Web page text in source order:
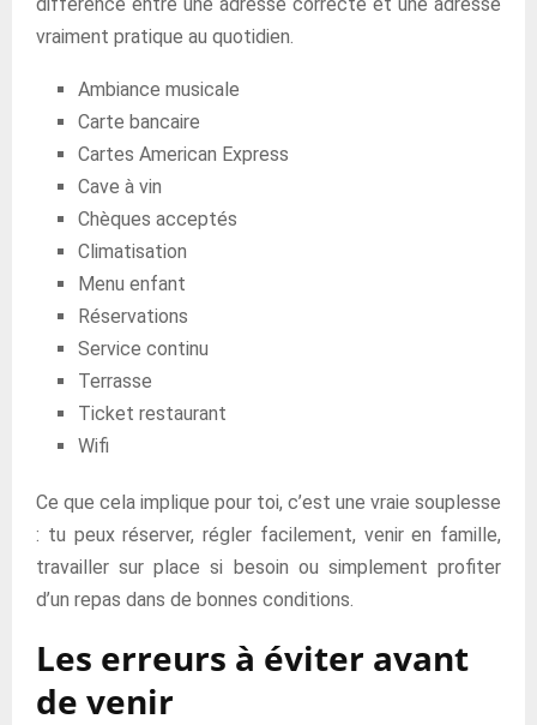
vraiment pratique au quotidien.
Ambiance musicale
Carte bancaire
Cartes American Express
Cave à vin
Chèques acceptés
Climatisation
Menu enfant
Réservations
Service continu
Terrasse
Ticket restaurant
Wifi
Ce que cela implique pour toi, c’est une vraie souplesse
: tu peux réserver, régler facilement, venir en famille,
travailler sur place si besoin ou simplement profiter
d’un repas dans de bonnes conditions.
Les erreurs à éviter avant
de venir